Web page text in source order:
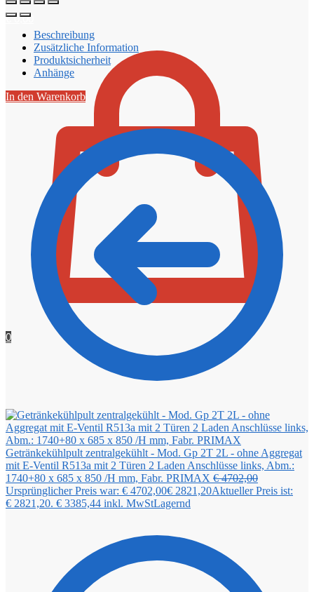
€0,00
0
Beschreibung
Zusätzliche Information
Produktsicherheit
Anhänge
In den Warenkorb
Getränkekühlpult zentralgekühlt - Mod. Gp 2T 2L - ohne Aggregat
mit E-Ventil R513a mit 2 Türen 2 Laden Anschlüsse links, Abm.:
1740+80 x 685 x 850 /H mm, Fabr. PRIMAX €4702,00
Ursprünglicher Preis war: € 4702,00€ 2821,20Aktueller Preis ist:
€ 2821,20. € 3385,44 inkl. MwStLagernd